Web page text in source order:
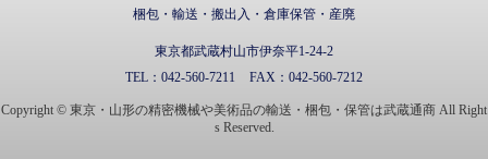
梱包・輸送・搬出入・倉庫保管・産廃
東京都武蔵村山市伊奈平1-24-2
TEL： 042-560-7211 FAX： 042-560-7212
Copyright © 東京・山形の精密機械や美術品の輸送・梱包・保管は武蔵通商 All Right
s Reserved.